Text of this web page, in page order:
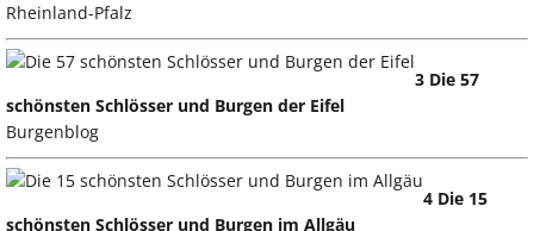
Rheinland-Pfalz
3 Die 57
schönsten Schlösser und Burgen der Eifel
Burgenblog
4 Die 15
schönsten Schlösser und Burgen im Allgäu